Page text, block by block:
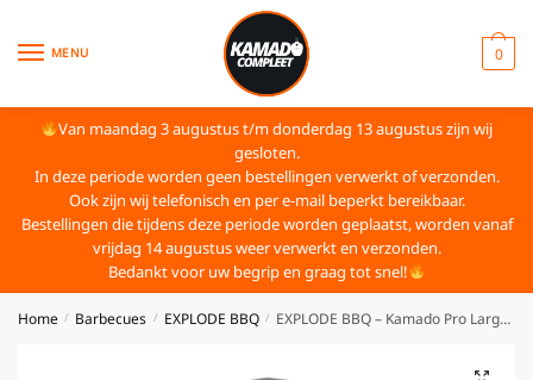
MENU 0
Van maandag 3 augustus t/m donderdag 13 augustus zijn wij
gesloten.
In deze periode worden geen bestellingen verwerkt of verzonden.
Ook zijn wij telefonisch en per e-mail beperkt bereikbaar.
Bestellingen die tijdens deze periode worden geplaatst, worden vanaf
vrijdag 14 augustus weer verwerkt en verzonden.
Bedankt voor uw begrip en graag tot snel!
Home / Barbecues / EXPLODE BBQ / EXPLODE BBQ – Kamado Pro Large 21.5″ – Urban Olive